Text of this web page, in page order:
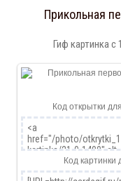
Прикольная
Гиф картинка с
Код открытки
Код картинки